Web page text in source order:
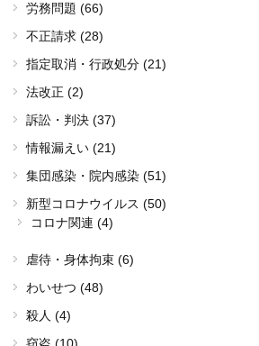
労務問題 (66)
不正請求 (28)
指定取消・行政処分 (21)
法改正 (2)
訴訟・判決 (37)
情報漏えい (21)
集団感染・院内感染 (51)
新型コロナウイルス (50)
コロナ関連 (4)
虐待・身体拘束 (6)
わいせつ (48)
殺人 (4)